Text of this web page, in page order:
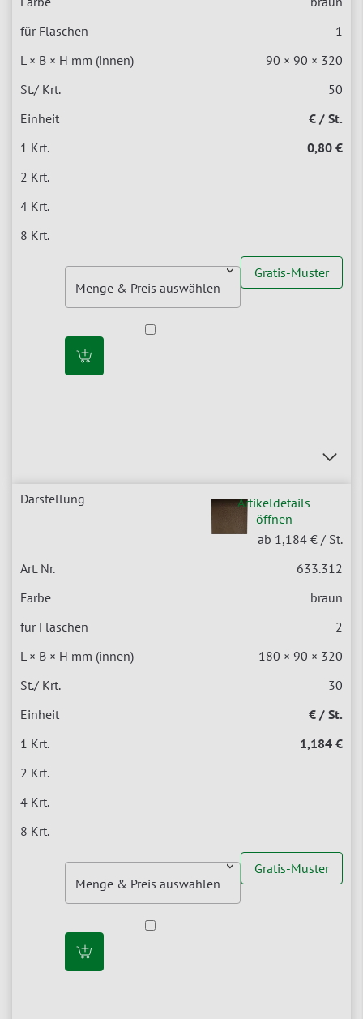
1
90 × 90 × 320
50
€ / St.
0,80 €
Gratis-Muster
Artikeldetails
öffnen
ab 1,184 € / St.
633.312
braun
2
180 × 90 × 320
30
€ / St.
1,184 €
Gratis-Muster